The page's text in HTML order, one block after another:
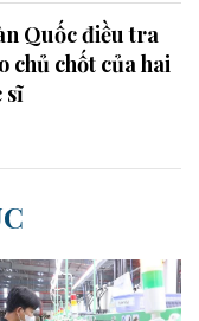
Quốc điều tra
chủ chốt của hai
sĩ